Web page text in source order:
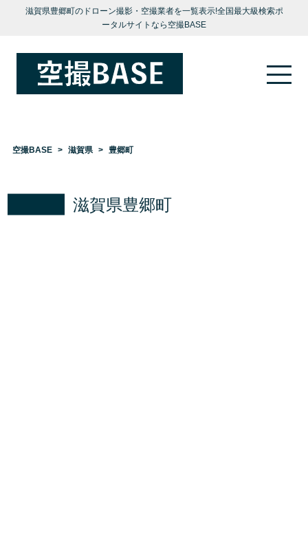
滋賀県豊郷町のドローン撮影・空撮業者を一覧表示!全国最大級検索ポ
ータルサイトなら空撮BASE
空撮BASE 滋賀県 豊郷町
滋賀県豊郷町